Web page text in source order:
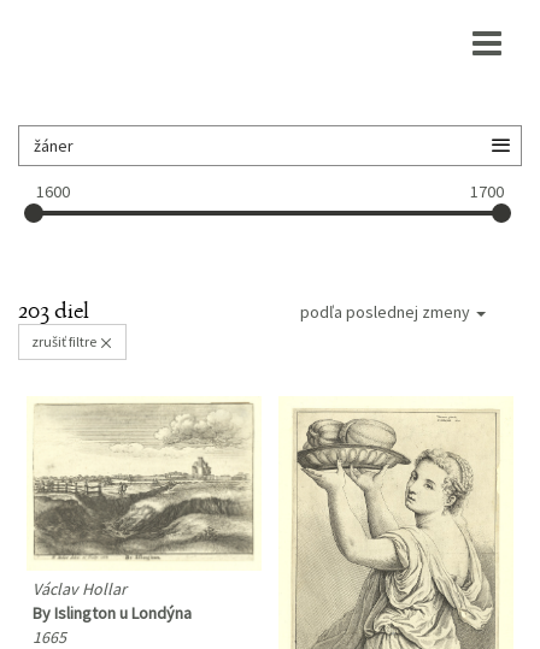
1600 1700
203 diel
zrušiť filtre
podľa poslednej zmeny
Václav Hollar
By Islington u Londýna
1665